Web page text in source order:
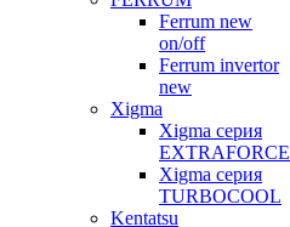
Ferrum new
on/off
Ferrum invertor
new
Xigma
Xigma серия
EXTRAFORCE
Xigma серия
TURBOCOOL
Kentatsu